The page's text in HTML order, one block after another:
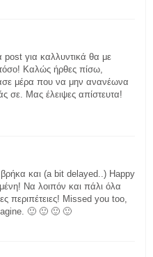
post για καλλυντικά θα με
Καλώς ήρθες πίσω,
μέρα που να μην ανανέωνα
σε. Μας έλειψες απίστευτα!
και (a bit delayed..) Happy
Να λοιπόν και πάλι όλα
περιπέτειες! Missed you too,
🙂 🙂 🙂 🙂